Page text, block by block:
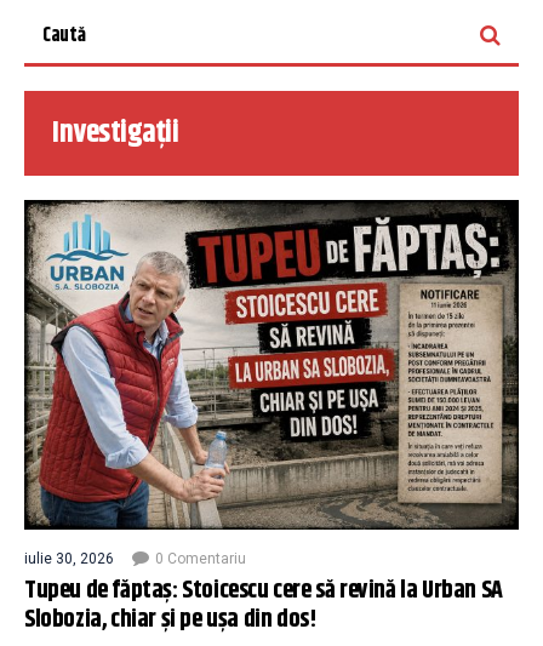
Investigații
iulie 30, 2026 0 Comentariu
Tupeu de făptaș: Stoicescu cere să revină la Urban SA
Slobozia, chiar și pe ușa din dos!